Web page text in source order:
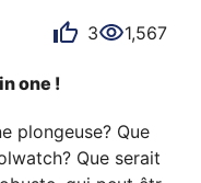
3 1,567
one !
plongeuse? Que
Que serait